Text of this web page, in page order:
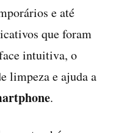
e até
que foram
intuitiva, o
limpeza e ajuda a
.